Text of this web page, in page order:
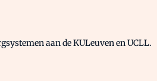
aan deKULeuvenen UCLL.